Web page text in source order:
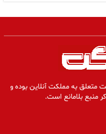
متعلق به مملکت آنلاین بوده و
منبع بلامانع است.